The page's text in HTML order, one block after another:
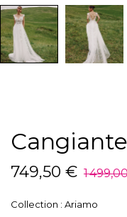
Cangiante
749,50 € 1
Collection : Ariamo